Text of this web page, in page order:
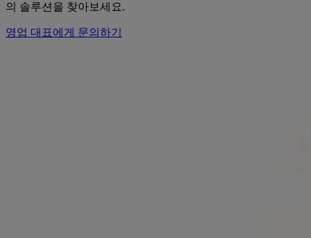
의 솔루션을 찾아보세요.
영업 대표에게 문의하기